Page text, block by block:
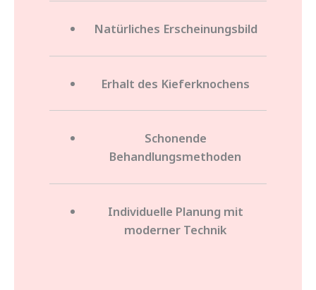
Natürliches Erscheinungsbild
Erhalt des Kieferknochens
Schonende
Behandlungsmethoden
Individuelle Planung mit
moderner Technik